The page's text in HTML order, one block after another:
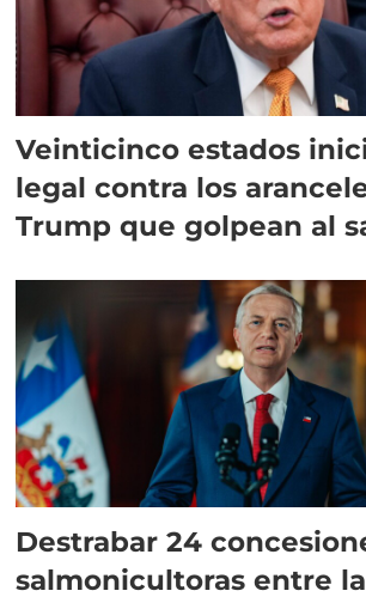
Veinticinco estados
legal contra los
Trump que golpean al
Destrabar 24
salmonicultoras entre